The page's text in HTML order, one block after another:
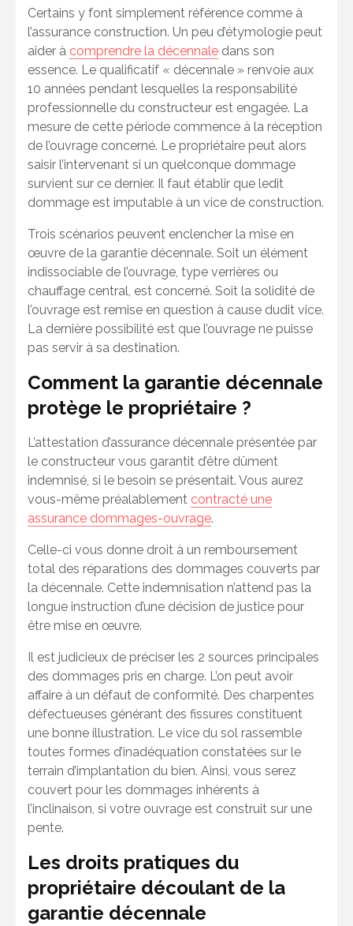
Certains y font simplement référence comme à
l’assurance construction. Un peu d’étymologie peut
aider à comprendre la décennale dans son
essence. Le qualificatif « décennale » renvoie aux
10 années pendant lesquelles la responsabilité
professionnelle du constructeur est engagée. La
mesure de cette période commence à la réception
de l’ouvrage concerné. Le propriétaire peut alors
saisir l’intervenant si un quelconque dommage
survient sur ce dernier. Il faut établir que ledit
dommage est imputable à un vice de construction.
Trois scénarios peuvent enclencher la mise en
œuvre de la garantie décennale. Soit un élément
indissociable de l’ouvrage, type verrières ou
chauffage central, est concerné. Soit la solidité de
l’ouvrage est remise en question à cause dudit vice.
La dernière possibilité est que l’ouvrage ne puisse
pas servir à sa destination.
Comment la garantie décennale
protège le propriétaire ?
L’attestation d’assurance décennale présentée par
le constructeur vous garantit d’être dûment
indemnisé, si le besoin se présentait. Vous aurez
vous-même préalablement contracté une
assurance dommages-ouvrage.
Celle-ci vous donne droit à un remboursement
total des réparations des dommages couverts par
la décennale. Cette indemnisation n’attend pas la
longue instruction d’une décision de justice pour
être mise en œuvre.
Il est judicieux de préciser les 2 sources principales
des dommages pris en charge. L’on peut avoir
affaire à un défaut de conformité. Des charpentes
défectueuses générant des fissures constituent
une bonne illustration. Le vice du sol rassemble
toutes formes d’inadéquation constatées sur le
terrain d’implantation du bien. Ainsi, vous serez
couvert pour les dommages inhérents à
l’inclinaison, si votre ouvrage est construit sur une
pente.
Les droits pratiques du
propriétaire découlant de la
garantie décennale